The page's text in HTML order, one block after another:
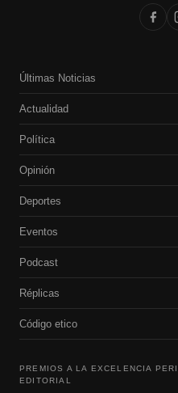
Últimas Noticias
Actualidad
Política
Opinión
Deportes
Eventos
Podcast
Réplicas
Código etico
PREMIOS A LA EXCELENCIA
EDITORIAL